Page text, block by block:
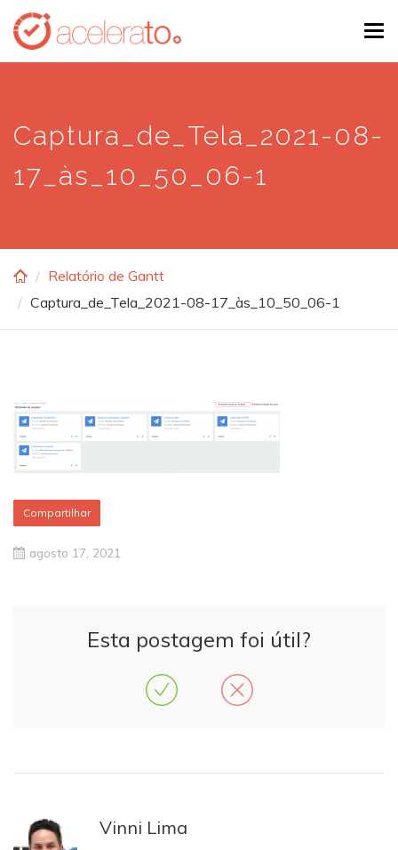
Skip
main
Captura_de_Tela_2021-08-
17_às_10_50_06-1
Relatório de Gantt
Captura_de_Tela_2021-08-17_às_10_50_06-1
Compartilhar
agosto 17, 2021
Esta postagem foi útil?
Vinni Lima